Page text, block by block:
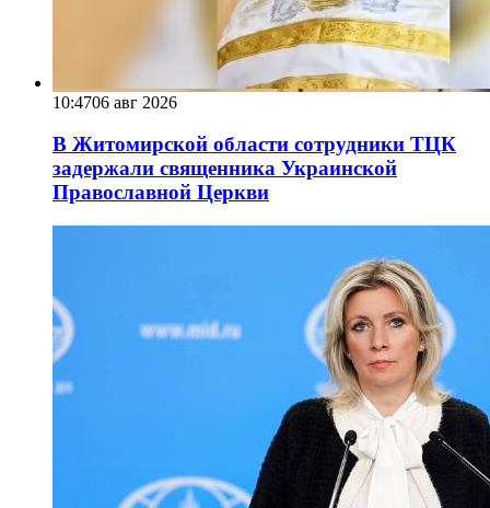
10:4706 авг 2026
В Житомирской области сотрудники ТЦК
задержали священника Украинской
Православной Церкви